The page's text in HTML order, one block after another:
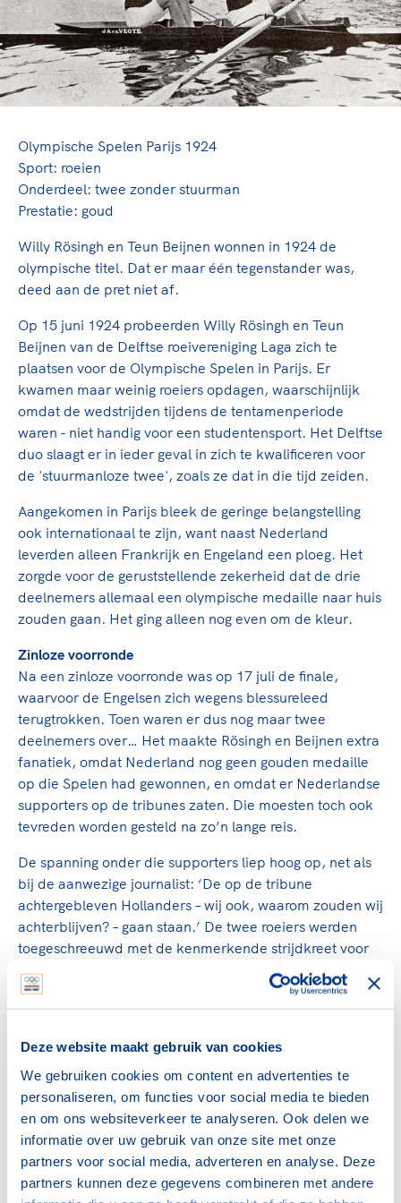
Deze website maakt gebruik van cookies
We gebruiken cookies om content en advertenties te
personaliseren, om functies voor social media te bieden
en om ons websiteverkeer te analyseren. Ook delen we
informatie over uw gebruik van onze site met onze
partners voor social media, adverteren en analyse. Deze
partners kunnen deze gegevens combineren met andere
Sportonderzoek
Sportakkoord II
TeamNL kids
Olympische geschiedenis
Nieuwspagina
Columns
Sport gaat niet vanzelf
Sport verenigt. Op sportclubs, pleintjes, tijdens
een rondje fietsen, door samen te skaten of naar
de sportschool te gaan. Door samen te juichen
voor Sifan Hassan, Rico Verhoeven, Diede de
genieten van de karatewedstrijd van je dochter,
de halve marathon van je moeder of de
hockeywedstrijd van je buurjongen.
Lees verder
Veilige en integere sport
Diversiteit en inclusie
Gezonde sportomgeving
Duurzaamheid
Vitale clubs en bestuurlijk kader
Sportmatch
Handboek Wet- en Regelgeving
Opleidingen en trainingen
High5 Stappenplan
Ruimte voor sport
Clubondersteuning
Beroepskrachten
Samen voor een veilige
sportomgeving
Voor welk gedrag staat de club? Wat mag wel
langs de lijn, in de kleedkamer, kantine en online?
En wat mag vooral niet? Een gedragscode geeft
hier richting aan en is dus een belangrijk
ongewenst gedrag.
Lees verder
TeamNL Academie Kalender
Kennisaanbod TeamNL Experts
TeamNL Sport Science Centre
Olympische Spelen LA28
Paralympische Spelen LA28
Europese Spelen Istanbul 2027
Topsportbeleid
Topsportfinanciering
Maatschappelijke waarde topsport
Top teamsportcompetities
De TeamNL Academie
De TeamNL Academie biedt een leer- en
ontwikkelprogramma voor de volgende functies
bestuurders, (technisch) directeuren, managers en
toekomstig kader.
Lees verder
Olympische Spelen Parijs 1924
Sport: roeien
Onderdeel: twee zonder stuurman
Prestatie: goud
Willy Rösingh en Teun Beijnen wonnen in 1924 de
olympische titel. Dat er maar één tegenstander was,
deed aan de pret niet af.
Op 15 juni 1924 probeerden Willy Rösingh en Teun
Beijnen van de Delftse roeivereniging Laga zich te
plaatsen voor de Olympische Spelen in Parijs. Er
kwamen maar weinig roeiers opdagen, waarschijnlijk
omdat de wedstrijden tijdens de tentamenperiode
waren - niet handig voor een studentensport. Het Delftse
duo slaagt er in ieder geval in zich te kwalificeren voor
de 'stuurmanloze twee', zoals ze dat in die tijd zeiden.
Aangekomen in Parijs bleek de geringe belangstelling
ook internationaal te zijn, want naast Nederland
leverden alleen Frankrijk en Engeland een ploeg. Het
zorgde voor de geruststellende zekerheid dat de drie
deelnemers allemaal een olympische medaille naar huis
zouden gaan. Het ging alleen nog even om de kleur.
Zinloze voorronde
Na een zinloze voorronde was op 17 juli de finale,
waarvoor de Engelsen zich wegens blessureleed
terugtrokken. Toen waren er dus nog maar twee
deelnemers over… Het maakte Rösingh en Beijnen extra
fanatiek, omdat Nederland nog geen gouden medaille
op die Spelen had gewonnen, en omdat er Nederlandse
supporters op de tribunes zaten. Die moesten toch ook
tevreden worden gesteld na zo’n lange reis.
De spanning onder die supporters liep hoog op, net als
bij de aanwezige journalist: ‘De op de tribune
achtergebleven Hollanders – wij ook, waarom zouden wij
achterblijven? – gaan staan.’ De twee roeiers werden
toegeschreeuwd met de kenmerkende strijdkreet voor
leden van Laga: “Hup Lagaai!” Het hielp: ‘De onzen
loopen nog iets meer uit zoodat op 15 m. het verschil
een volle lengte is.’
Lauwerkrans met de Laga-kleuren
Alles draaide om de laatste meters: ‘Boord aan boord
liggen de ploegen. Geweldig spurt de Fransche ploeg,
om nog te trachten voor te komen. Een oogenblik dreigt
ons de overwinning nog te ontgaan, maar dan zetten de
brave Lagamannen de eindspurt in en loopen net nog ¾
lengte vóór de Franschen over de eindstreep. Hoezee!
Hoezee!’